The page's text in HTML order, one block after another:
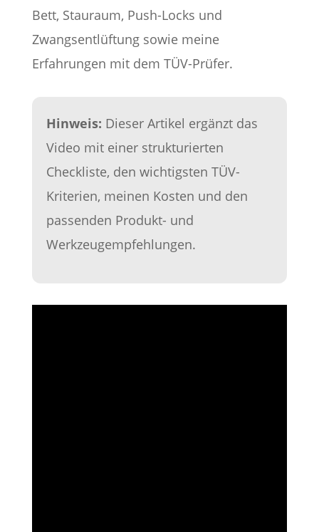
Bett, Stauraum, Push-Locks und
Zwangsentlüftung sowie meine
Erfahrungen mit dem TÜV-Prüfer.
Hinweis: Dieser Artikel ergänzt das
Video mit einer strukturierten
Checkliste, den wichtigsten TÜV-
Kriterien, meinen Kosten und den
passenden Produkt- und
Werkzeugempfehlungen.